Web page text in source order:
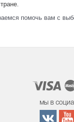
помочь вам с
мы в